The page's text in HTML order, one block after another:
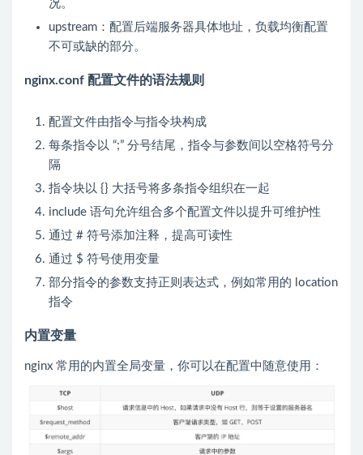
况。
upstream：配置后端服务器具体地址，负载均衡配置
不可或缺的部分。
nginx.conf 配置文件的语法规则
配置文件由指令与指令块构成
每条指令以 “;” 分号结尾，指令与参数间以空格符号分
隔
指令块以 {} 大括号将多条指令组织在一起
include 语句允许组合多个配置文件以提升可维护性
通过 # 符号添加注释，提高可读性
通过 $ 符号使用变量
部分指令的参数支持正则表达式，例如常用的 location
指令
内置变量
nginx 常用的内置全局变量，你可以在配置中随意使用：